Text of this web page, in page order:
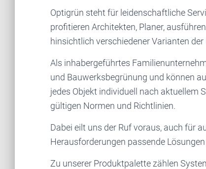
Optigrün steht für leidenschaftliche
profitieren Architekten, Planer,
hinsichtlich verschiedener Varianten
Als inhabergeführtes
und Bauwerksbegrünung und können
jedes Objekt individuell nach aktuellem
gültigen Normen und Richtlinien.
Dabei eilt uns der Ruf voraus, auch für
Herausforderungen passende
Zu unserer Produktpalette zählen